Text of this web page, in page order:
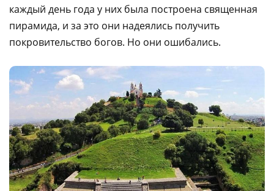
каждый день года у них была построена священная
пирамида, и за это они надеялись получить
покровительство богов. Но они ошибались.